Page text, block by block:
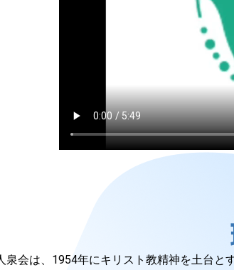
泉会は、1954年にキリスト教精神を土台と